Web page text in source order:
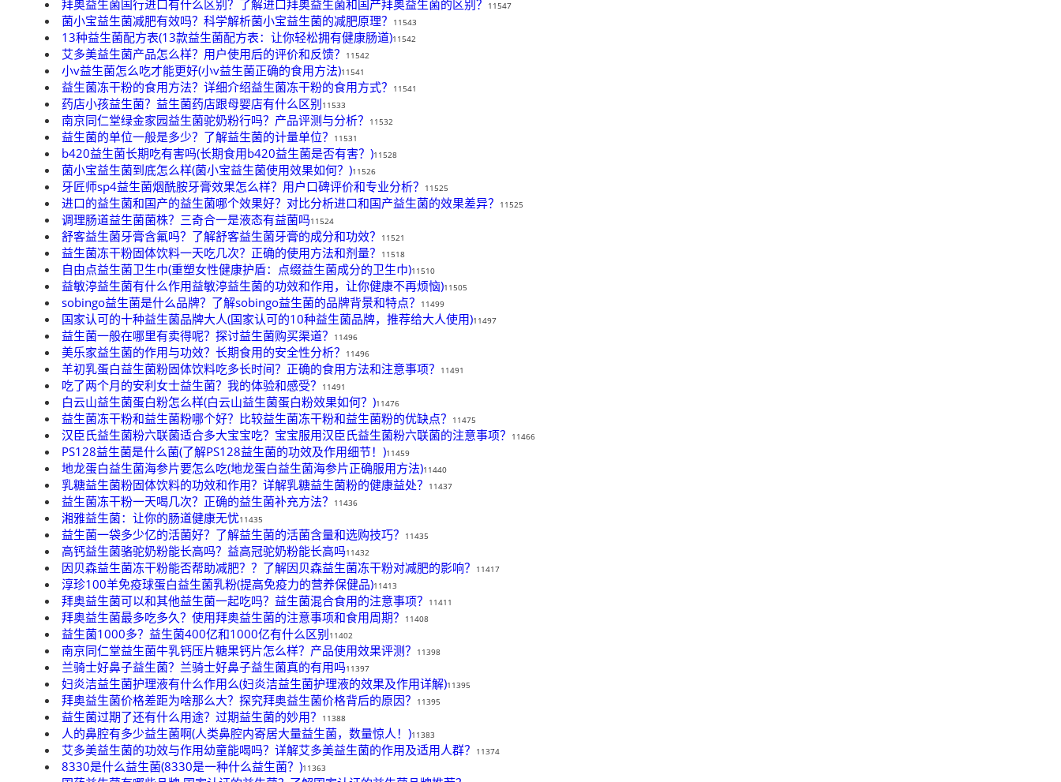
拜奥益生菌国行进口有什么区别？了解进口拜奥益生菌和国产拜奥益生菌的区别？ 11547
菌小宝益生菌减肥有效吗？科学解析菌小宝益生菌的减肥原理？ 11543
13种益生菌配方表(13款益生菌配方表：让你轻松拥有健康肠道)11542
艾多美益生菌产品怎么样？用户使用后的评价和反馈？ 11542
小v益生菌怎么吃才能更好(小v益生菌正确的食用方法)11541
益生菌冻干粉的食用方法？详细介绍益生菌冻干粉的食用方式？ 11541
药店小孩益生菌？益生菌药店跟母婴店有什么区别11533
南京同仁堂绿金家园益生菌驼奶粉行吗？产品评测与分析？ 11532
益生菌的单位一般是多少？了解益生菌的计量单位？ 11531
b420益生菌长期吃有害吗(长期食用b420益生菌是否有害？)11528
菌小宝益生菌到底怎么样(菌小宝益生菌使用效果如何？)11526
牙匠师sp4益生菌烟酰胺牙膏效果怎么样？用户口碑评价和专业分析？ 11525
进口的益生菌和国产的益生菌哪个效果好？对比分析进口和国产益生菌的效果差异？ 11525
调理肠道益生菌菌株？三奇合一是液态有益菌吗11524
舒客益生菌牙膏含氟吗？了解舒客益生菌牙膏的成分和功效？ 11521
益生菌冻干粉固体饮料一天吃几次？正确的使用方法和剂量？ 11518
自由点益生菌卫生巾(重塑女性健康护盾：点缀益生菌成分的卫生巾)11510
益敏渟益生菌有什么作用益敏渟益生菌的功效和作用，让你健康不再烦恼)11505
sobingo益生菌是什么品牌？了解sobingo益生菌的品牌背景和特点？ 11499
国家认可的十种益生菌品牌大人(国家认可的10种益生菌品牌，推荐给大人使用)11497
益生菌一般在哪里有卖得呢？探讨益生菌购买渠道？ 11496
美乐家益生菌的作用与功效？长期食用的安全性分析？ 11496
羊初乳蛋白益生菌粉固体饮料吃多长时间？正确的食用方法和注意事项？ 11491
吃了两个月的安利女士益生菌？我的体验和感受？ 11491
白云山益生菌蛋白粉怎么样(白云山益生菌蛋白粉效果如何？)11476
益生菌冻干粉和益生菌粉哪个好？比较益生菌冻干粉和益生菌粉的优缺点？ 11475
汉臣氏益生菌粉六联菌适合多大宝宝吃？宝宝服用汉臣氏益生菌粉六联菌的注意事项？ 11466
PS128益生菌是什么菌(了解PS128益生菌的功效及作用细节！)11459
地龙蛋白益生菌海参片要怎么吃(地龙蛋白益生菌海参片正确服用方法)11440
乳糖益生菌粉固体饮料的功效和作用？详解乳糖益生菌粉的健康益处？ 11437
益生菌冻干粉一天喝几次？正确的益生菌补充方法？ 11436
湘雅益生菌：让你的肠道健康无忧11435
益生菌一袋多少亿的活菌好？了解益生菌的活菌含量和选购技巧？ 11435
高钙益生菌骆驼奶粉能长高吗？益高冠驼奶粉能长高吗11432
因贝森益生菌冻干粉能否帮助减肥？？了解因贝森益生菌冻干粉对减肥的影响？ 11417
淳珍100羊免疫球蛋白益生菌乳粉(提高免疫力的营养保健品)11413
拜奥益生菌可以和其他益生菌一起吃吗？益生菌混合食用的注意事项？ 11411
拜奥益生菌最多吃多久？使用拜奥益生菌的注意事项和食用周期？ 11408
益生菌1000多？益生菌400亿和1000亿有什么区别11402
南京同仁堂益生菌牛乳钙压片糖果钙片怎么样？产品使用效果评测？ 11398
兰骑士好鼻子益生菌？兰骑士好鼻子益生菌真的有用吗11397
妇炎洁益生菌护理液有什么作用么(妇炎洁益生菌护理液的效果及作用详解)11395
拜奥益生菌价格差距为啥那么大？探究拜奥益生菌价格背后的原因？ 11395
益生菌过期了还有什么用途？过期益生菌的妙用？ 11388
人的鼻腔有多少益生菌啊(人类鼻腔内寄居大量益生菌，数量惊人！)11383
艾多美益生菌的功效与作用幼童能喝吗？详解艾多美益生菌的作用及适用人群？ 11374
8330是什么益生菌(8330是一种什么益生菌？)11363